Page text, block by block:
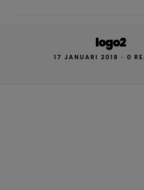
logo2
17 JANUARI 2018 • 0